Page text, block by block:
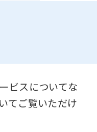
ビスについてな
てご覧いただけ